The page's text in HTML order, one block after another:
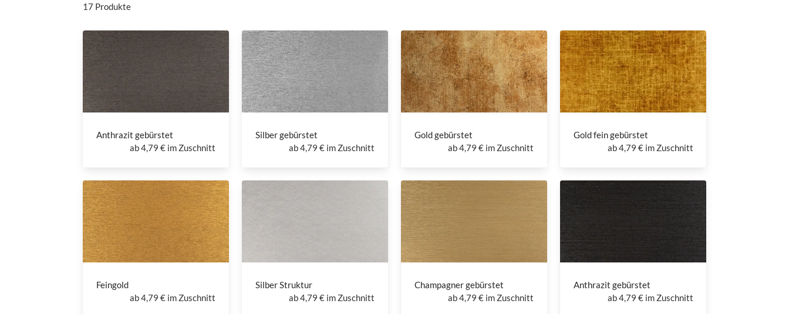
17 Produkte
Anthrazit gebürstet
ab4,79 € im Zuschnitt
Silber gebürstet
ab4,79 € im Zuschnitt
Gold gebürstet
ab4,79 € im Zuschnitt
Gold fein gebürstet
ab4,79 € im Zuschnitt
Feingold
ab4,79 € im Zuschnitt
Silber Struktur
ab4,79 € im Zuschnitt
Champagner gebürstet
ab4,79 € im Zuschnitt
Anthrazit gebürstet
ab4,79 € im Zuschnitt